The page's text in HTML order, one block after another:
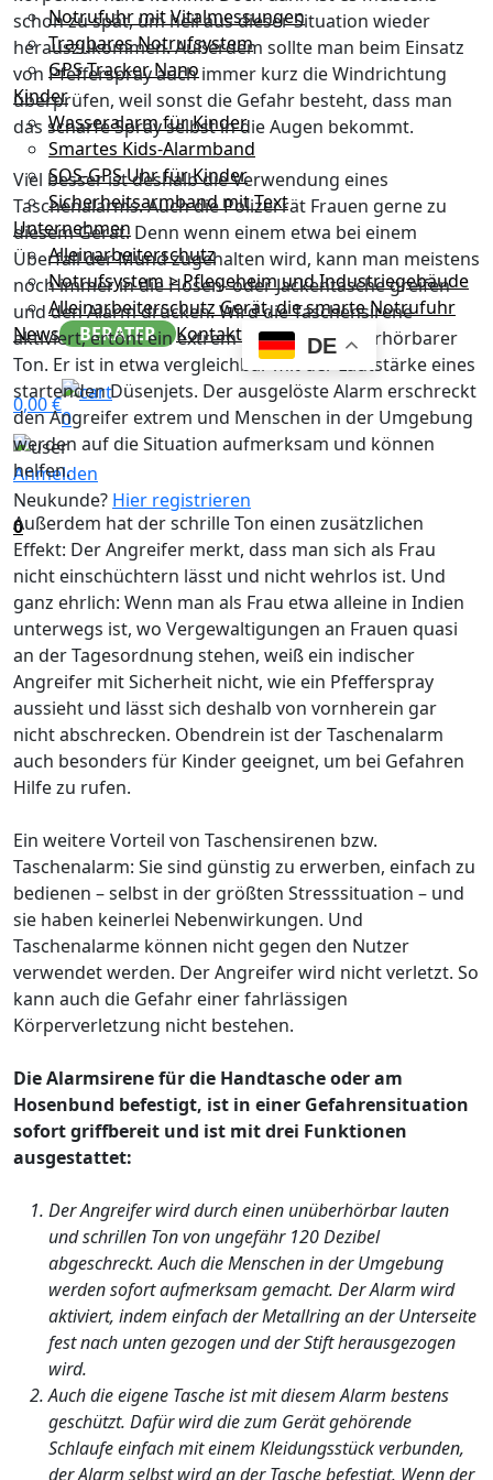
Notrufuhr mit Vitalmessungen
Tragbares Notrufsystem
GPS Tracker Nano
Kinder
Wasseralarm für Kinder
Smartes Kids-Alarmband
SOS-GPS Uhr für Kinder
Sicherheitsarmband mit Text
Unternehmen
Alleinarbeiterschutz
Notrufsystem > Pflegeheim und Industriegebäude
Alleinarbeiterschutz Gerät, die smarte Notrufuhr
News
BERATER Kontakt DE
0,00€
0
Anmelden
Neukunde? Hier registrieren
0
schon zu spät, um heil aus dieser Situation wieder
herauszukommen. Außerdem sollte man beim Einsatz
von Pfefferspray auch immer kurz die Windrichtung
überprüfen, weil sonst die Gefahr besteht, dass man
das scharfe Spray selbst in die Augen bekommt.
Viel besser ist deshalb die Verwendung eines
Taschenalarms. Auch die Polizei rät Frauen gerne zu
diesem Gerät. Denn wenn einem etwa bei einem
Überfall der Mund zugehalten wird, kann man meistens
noch immer in die Hosen- oder Jackentasche greifen
und den Alarm drücken. Wird die Taschensirene
aktiviert, ertönt ein extrem lauter, nicht überhörbarer
Ton. Er ist in etwa vergleichbar mit der Lautstärke eines
startenden Düsenjets. Der ausgelöste Alarm erschreckt
den Angreifer extrem und Menschen in der Umgebung
werden auf die Situation aufmerksam und können
helfen.
Außerdem hat der schrille Ton einen zusätzlichen
Effekt: Der Angreifer merkt, dass man sich als Frau
nicht einschüchtern lässt und nicht wehrlos ist. Und
ganz ehrlich: Wenn man als Frau etwa alleine in Indien
unterwegs ist, wo Vergewaltigungen an Frauen quasi
an der Tagesordnung stehen, weiß ein indischer
Angreifer mit Sicherheit nicht, wie ein Pfefferspray
aussieht und lässt sich deshalb von vornherein gar
nicht abschrecken. Obendrein ist der Taschenalarm
auch besonders für Kinder geeignet, um bei Gefahren
Hilfe zu rufen.
Ein weitere Vorteil von Taschensirenen bzw.
Taschenalarm: Sie sind günstig zu erwerben, einfach zu
bedienen – selbst in der größten Stresssituation – und
sie haben keinerlei Nebenwirkungen. Und
Taschenalarme können nicht gegen den Nutzer
verwendet werden. Der Angreifer wird nicht verletzt. So
kann auch die Gefahr einer fahrlässigen
Körperverletzung nicht bestehen.
Die Alarmsirene für die Handtasche oder am
Hosenbund befestigt, ist in einer Gefahrensituation
sofort griffbereit und ist mit drei Funktionen
ausgestattet:
Der Angreifer wird durch einen unüberhörbar lauten
und schrillen Ton von ungefähr 120 Dezibel
abgeschreckt. Auch die Menschen in der Umgebung
werden sofort aufmerksam gemacht. Der Alarm wird
aktiviert, indem einfach der Metallring an der Unterseite
fest nach unten gezogen und der Stift herausgezogen
wird.
Auch die eigene Tasche ist mit diesem Alarm bestens
geschützt. Dafür wird die zum Gerät gehörende
Schlaufe einfach mit einem Kleidungsstück verbunden,
der Alarm selbst wird an der Tasche befestigt. Wenn der